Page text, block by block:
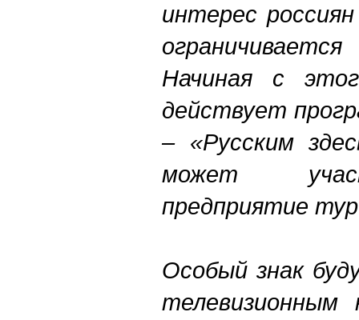
интерес
Начиная с
действует
– «Русским
может
предприятие
Особый знак
телевизионным